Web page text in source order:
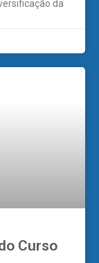
da
Curso